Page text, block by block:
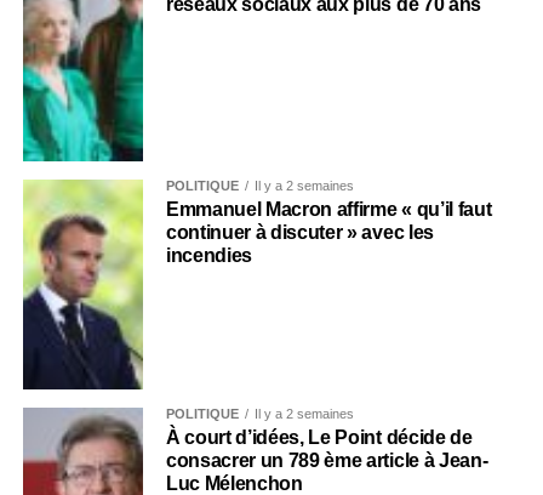
POLITIQUE Il y a 2 semaines
Emmanuel Macron affirme « qu’il faut
continuer à discuter » avec les
incendies
POLITIQUE Il y a 2 semaines
À court d’idées, Le Point décide de
consacrer un 789 ème article à Jean-
Luc Mélenchon